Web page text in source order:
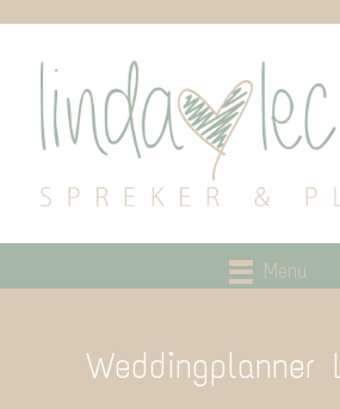
Menu
Weddingplanner